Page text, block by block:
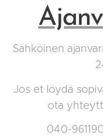
Sähköinen
Jos et löydä
ota
040-